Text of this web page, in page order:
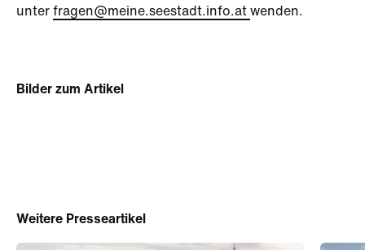
unter fragen@meine.seestadt.info.at wenden.
Bilder zum Artikel
Weitere Presseartikel